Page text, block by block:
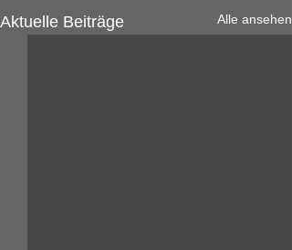
Aktuelle Beiträge Alle ansehen